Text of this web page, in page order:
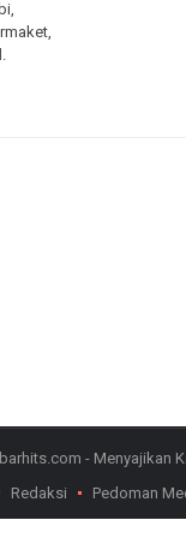
- Menyajikan
Redaksi Pedoman